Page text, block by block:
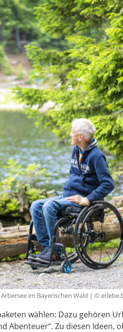
im Bayerischen Wald | ©
wählen: Dazu gehören
Abenteuer“. Zu diesen